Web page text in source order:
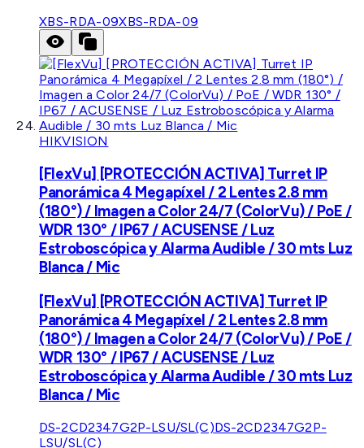
XBS-RDA-09XBS-RDA-09
HIKVISION
[FlexVu] [PROTECCIÓN ACTIVA] Turret IP
Panorámica 4 Megapíxel / 2 Lentes 2.8 mm
(180°) / Imagen a Color 24/7 (ColorVu) / PoE /
WDR 130° / IP67 / ACUSENSE / Luz
Estroboscópica y Alarma Audible / 30 mts Luz
Blanca / Mic
[FlexVu] [PROTECCIÓN ACTIVA] Turret IP
Panorámica 4 Megapíxel / 2 Lentes 2.8 mm
(180°) / Imagen a Color 24/7 (ColorVu) / PoE /
WDR 130° / IP67 / ACUSENSE / Luz
Estroboscópica y Alarma Audible / 30 mts Luz
Blanca / Mic
DS-2CD2347G2P-LSU/SL(C)DS-2CD2347G2P-
LSU/SL(C)